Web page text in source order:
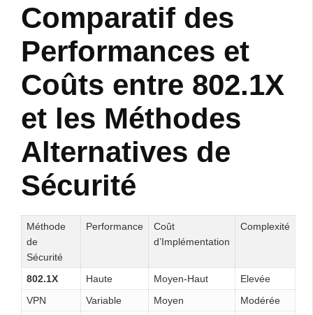
Comparatif des
Performances et
Coûts entre 802.1X
et les Méthodes
Alternatives de
Sécurité
Méthode
de
Sécurité
Performance
Coût
d’Implémentation
Complexité
802.1X Haute Moyen-Haut
Elevée
VPN
Variable Moyen
Modérée